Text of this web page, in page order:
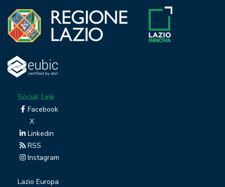
Social Link
Facebook
X
Linkedin
RSS
Instagram
Lazio Europa